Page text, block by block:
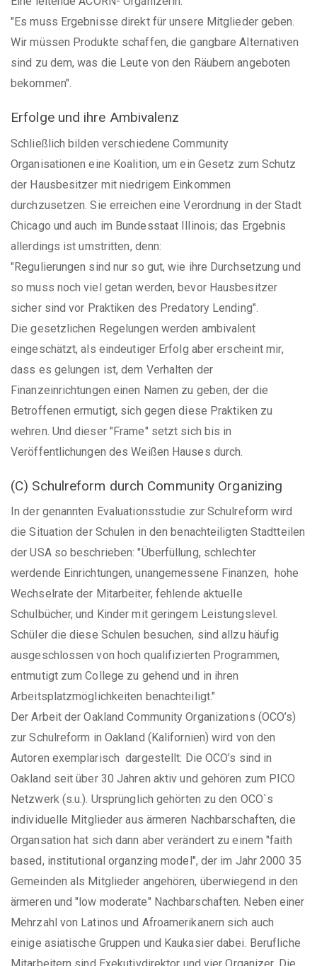
"Es muss Ergebnisse direkt für unsere Mitglieder geben.
Wir müssen Produkte schaffen, die gangbare Alternativen
sind zu dem, was die Leute von den Räubern angeboten
bekommen".
Erfolge und ihre Ambivalenz
Schließlich bilden verschiedene Community
Organisationen eine Koalition, um ein Gesetz zum Schutz
der Hausbesitzer mit niedrigem Einkommen
durchzusetzen. Sie erreichen eine Verordnung in der Stadt
Chicago und auch im Bundesstaat Illinois; das Ergebnis
allerdings ist umstritten, denn:
"Regulierungen sind nur so gut, wie ihre Durchsetzung und
so muss noch viel getan werden, bevor Hausbesitzer
sicher sind vor Praktiken des Predatory Lending".
Die gesetzlichen Regelungen werden ambivalent
eingeschätzt, als eindeutiger Erfolg aber erscheint mir,
dass es gelungen ist, dem Verhalten der
Finanzeinrichtungen einen Namen zu geben, der die
Betroffenen ermutigt, sich gegen diese Praktiken zu
wehren. Und dieser "Frame" setzt sich bis in
Veröffentlichungen des Weißen Hauses durch.
(C) Schulreform durch Community Organizing
In der genannten Evaluationsstudie zur Schulreform wird
die Situation der Schulen in den benachteiligten Stadtteilen
der USA so beschrieben: "Überfüllung, schlechter
werdende Einrichtungen, unangemessene Finanzen, hohe
Wechselrate der Mitarbeiter, fehlende aktuelle
Schulbücher, und Kinder mit geringem Leistungslevel.
Schüler die diese Schulen besuchen, sind allzu häufig
ausgeschlossen von hoch qualifizierten Programmen,
entmutigt zum College zu gehend und in ihren
Arbeitsplatzmöglichkeiten benachteiligt."
Der Arbeit der Oakland Community Organizations (OCO’s)
zur Schulreform in Oakland (Kalifornien) wird von den
Autoren exemplarisch dargestellt: Die OCO’s sind in
Oakland seit über 30 Jahren aktiv und gehören zum PICO
Netzwerk (s.u.). Ursprünglich gehörten zu den OCO`s
individuelle Mitglieder aus ärmeren Nachbarschaften, die
Organsation hat sich dann aber verändert zu einem "faith
based, institutional organzing model", der im Jahr 2000 35
Gemeinden als Mitglieder angehören, überwiegend in den
ärmeren und "low moderate" Nachbarschaften. Neben einer
Mehrzahl von Latinos und Afroamerikanern sich auch
einige asiatische Gruppen und Kaukasier dabei. Berufliche